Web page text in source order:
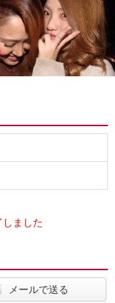
ました
メールで送る